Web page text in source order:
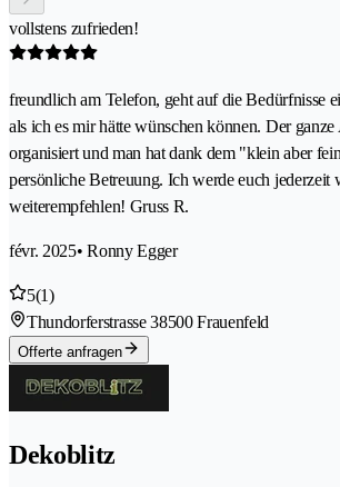
vollstens zufrieden!
freundlich am Telefon, geht auf die Bedürfnisse
als ich es mir hätte wünschen können. Der
organisiert und man hat dank dem "klein aber
persönliche Betreuung. Ich werde euch jederzeit
weiterempfehlen! Gruss R.
févr. 2025• Ronny Egger
5(1)
Thundorferstrasse 38500 Frauenfeld
Offerte anfragen
Dekoblitz